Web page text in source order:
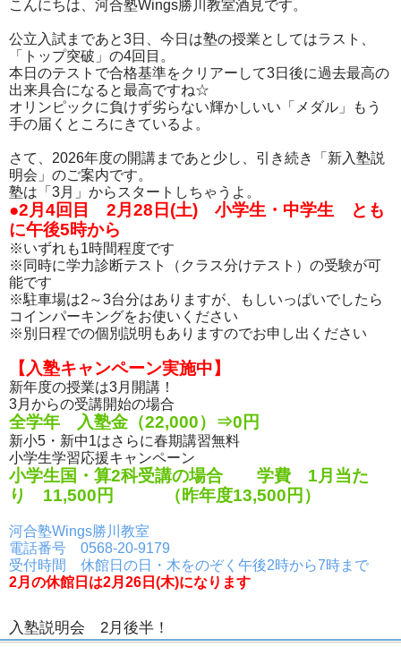
こんにちは、河合塾Wings勝川教室酒見です。
公立入試まであと3日、今日は塾の授業としてはラスト、
「トップ突破」の4回目。
本日のテストで合格基準をクリアーして3日後に過去最高の
出来具合になると最高ですね☆
オリンピックに負けず劣らない輝かしいい「メダル」もう
手の届くところにきているよ。
さて、2026年度の開講まであと少し、引き続き「新入塾説
明会」のご案内です。
塾は「3月」からスタートしちゃうよ。
●2月4回目 2月28日(土) 小学生・中学生 とも
に午後5時から
※いずれも1時間程度です
※同時に学力診断テスト（クラス分けテスト）の受験が可
能です
※駐車場は2～3台分はありますが、もしいっぱいでしたら
コインパーキングをお使いください
※別日程での個別説明もありますのでお申し出ください
【入塾キャンペーン実施中】
新年度の授業は3月開講！
3月からの受講開始の場合
全学年 入塾金（22,000）⇒0円
新小5・新中1はさらに春期講習無料
小学生学習応援キャンペーン
小学生国・算2科受講の場合 学費 1月当た
り 11,500円 （昨年度13,500円）
河合塾Wings勝川教室
電話番号 0568-20-9179
受付時間 休館日の日・木をのぞく午後2時から7時まで
2月の休館日は2月26日(木)になります
入塾説明会 2月後半！